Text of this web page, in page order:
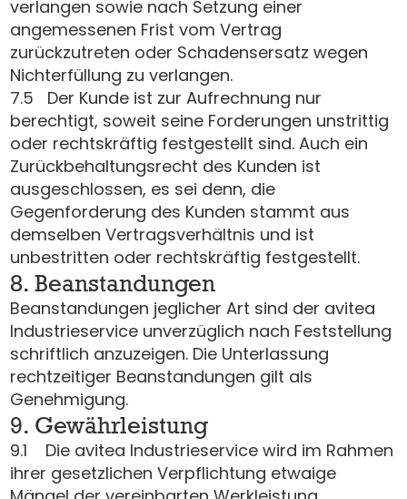
verlangen sowie nach Setzung einer
angemessenen Frist vom Vertrag
zurückzutreten oder Schadensersatz wegen
Nichterfüllung zu verlangen.
7.5 Der Kunde ist zur Aufrechnung nur
berechtigt, soweit seine Forderungen unstrittig
oder rechtskräftig festgestellt sind. Auch ein
Zurück­behaltungsrecht des Kunden ist
ausgeschlossen, es sei denn, die
Gegenforderung des Kunden stammt aus
demselben Vertragsverhältnis und ist
unbestritten oder rechtskräftig festgestellt.
8. Beanstandungen
Beanstandungen jeglicher Art sind der avitea
Industrieservice unverzüglich nach Feststellung
schriftlich anzuzeigen. Die Unterlassung
rechtzeitiger Beanstandungen gilt als
Genehmigung.
9. Gewährleistung
9.1 Die avitea Industrieservice wird im Rahmen
ihrer gesetzlichen Verpflichtung etwaige